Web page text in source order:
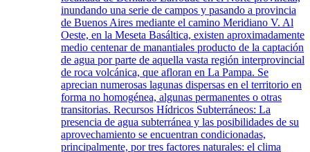
inundando una serie de campos y pasando a provincia
de Buenos Aires mediante el camino Meridiano V. Al
Oeste, en la Meseta Basáltica, existen aproximadamente
medio centenar de manantiales producto de la captación
de agua por parte de aquella vasta región interprovincial
de roca volcánica, que afloran en La Pampa. Se
aprecian numerosas lagunas dispersas en el territorio en
forma no homogénea, algunas permanentes o otras
transitorias. Recursos Hídricos Subterráneos: La
presencia de agua subterránea y las posibilidades de su
aprovechamiento se encuentran condicionadas,
principalmente, por tres factores naturales: el clima